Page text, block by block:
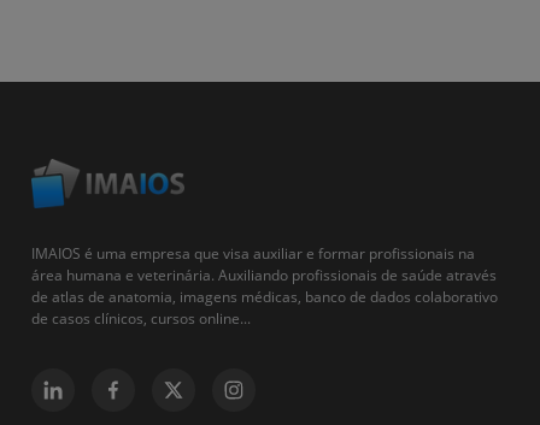
IMAIOS é uma empresa que visa auxiliar e formar profissionais na
área humana e veterinária. Auxiliando profissionais de saúde através
de atlas de anatomia, imagens médicas, banco de dados colaborativo
de casos clínicos, cursos online...